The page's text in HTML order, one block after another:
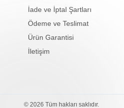
İade ve İptal Şartları
Ödeme ve Teslimat
Ürün Garantisi
İletişim
© 2026 Tüm hakları saklıdır.